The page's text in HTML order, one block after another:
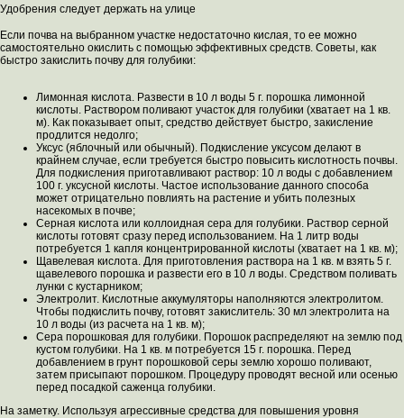
Удобрения следует держать на улице
Если почва на выбранном участке недостаточно кислая, то ее можно
самостоятельно окислить с помощью эффективных средств. Советы, как
быстро закислить почву для голубики:
Лимонная кислота. Развести в 10 л воды 5 г. порошка лимонной
кислоты. Раствором поливают участок для голубики (хватает на 1 кв.
м). Как показывает опыт, средство действует быстро, закисление
продлится недолго;
Уксус (яблочный или обычный). Подкисление уксусом делают в
крайнем случае, если требуется быстро повысить кислотность почвы.
Для подкисления приготавливают раствор: 10 л воды с добавлением
100 г. уксусной кислоты. Частое использование данного способа
может отрицательно повлиять на растение и убить полезных
насекомых в почве;
Серная кислота или коллоидная сера для голубики. Раствор серной
кислоты готовят сразу перед использованием. На 1 литр воды
потребуется 1 капля концентрированной кислоты (хватает на 1 кв. м);
Щавелевая кислота. Для приготовления раствора на 1 кв. м взять 5 г.
щавелевого порошка и развести его в 10 л воды. Средством поливать
лунки с кустарником;
Электролит. Кислотные аккумуляторы наполняются электролитом.
Чтобы подкислить почву, готовят закислитель: 30 мл электролита на
10 л воды (из расчета на 1 кв. м);
Сера порошковая для голубики. Порошок распределяют на землю под
кустом голубики. На 1 кв. м потребуется 15 г. порошка. Перед
добавлением в грунт порошковой серы землю хорошо поливают,
затем присыпают порошком. Процедуру проводят весной или осенью
перед посадкой саженца голубики.
На заметку. Используя агрессивные средства для повышения уровня